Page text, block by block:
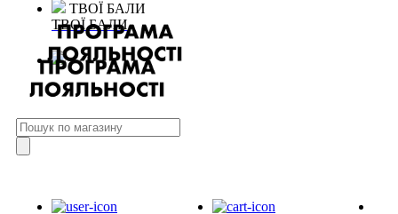
ТВОЇ БАЛИ
ТВОЇ БАЛИ